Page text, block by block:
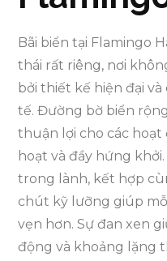
Bãi biển tại Flamingo
thái rất riêng, nơi
bởi thiết kế hiện đại
tế. Đường bờ biển
thuận lợi cho các hoạt
hoạt và đầy hứng
trong lành, kết hợp
chút kỹ lưỡng giúp
vẹn hơn. Sự đan xen
động và khoảng lặng